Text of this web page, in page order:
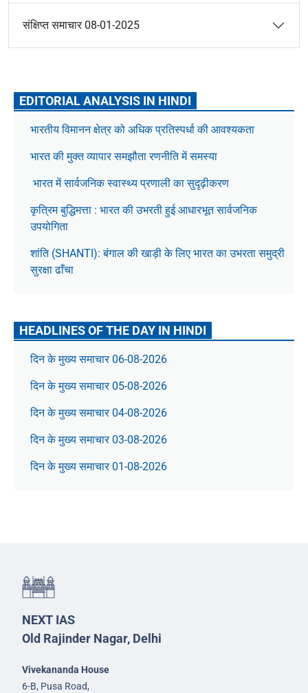
संक्षिप्त समाचार 08-01-2025
EDITORIAL ANALYSIS IN HINDI
भारतीय विमानन क्षेत्र को अधिक प्रतिस्पर्धा की आवश्यकता
भारत की मुक्त व्यापार समझौता रणनीति में समस्या
भारत में सार्वजनिक स्वास्थ्य प्रणाली का सुदृढ़ीकरण
कृत्रिम बुद्धिमत्ता : भारत की उभरती हुई आधारभूत सार्वजनिक
उपयोगिता
शांति (SHANTI): बंगाल की खाड़ी के लिए भारत का उभरता समुद्री
सुरक्षा ढाँचा
HEADLINES OF THE DAY IN HINDI
दिन के मुख्य समाचार 06-08-2026
दिन के मुख्य समाचार 05-08-2026
दिन के मुख्य समाचार 04-08-2026
दिन के मुख्य समाचार 03-08-2026
दिन के मुख्य समाचार 01-08-2026
NEXT IAS
Old Rajinder Nagar, Delhi
Vivekananda House
6-B, Pusa Road,